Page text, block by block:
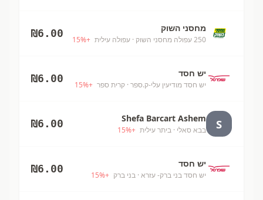
מחסני השוק
250 עפולה מחסני השוק · עפולה עילית +
15%
₪6.00
יש חסד
יש חסד מודיעין עלי-ק.ספר · קרית ספר +
15%
₪6.00
S
Shefa Barcart Ashem
בבא סאלי · ביתר עילית +
15%
₪6.00
יש חסד
יש חסד בני ברק- עזרא · בני ברק +
15%
₪6.00